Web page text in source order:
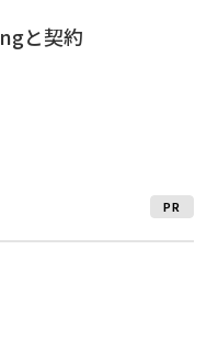
と契約
PR